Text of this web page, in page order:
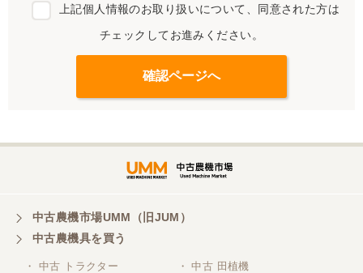
上記個人情報のお取り扱いについて、同意された方は
チェックしてお進みください。
中古農機市場UMM（旧JUM）
中古農機具を買う
・ 中古 トラクター ・ 中古 田植機